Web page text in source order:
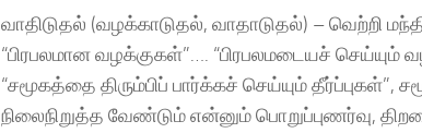
வாதிடுதல் (வழக்காடுதல், வாதாடுதல்) – வெற்றி
“பிரபலமான வழக்குகள்”…. “பிரபலமடையச் செய்யும்
“சமூகத்தை திரும்பிப் பார்க்கச் செய்யும்
நிலைநிறுத்த வேண்டும் என்னும் பொறுப்புணர்வு,